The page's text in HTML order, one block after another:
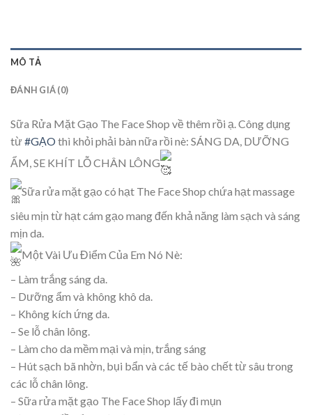
MÔ TẢ
ĐÁNH GIÁ (0)
Sữa Rửa Mặt Gạo The Face Shop về thêm rồi ạ. Công dụng
từ#GẠOthì khỏi phải bàn nữa rồi nè: SÁNG DA, DƯỠNG
ẨM, SE KHÍT LỖ CHÂN LÔNG
Sữa rửa mặt gạo có hạt The Face Shop chứa hạt massage
siêu mịn từ hạt cám gạo mang đến khả năng làm sạch và sáng
mịn da.
Một Vài Ưu Điểm Của Em Nó Nè:
– Làm trắng sáng da.
– Dưỡng ẩm và không khô da.
– Không kích ứng da.
– Se lỗ chân lông.
– Làm cho da mềm mại và mịn, trắng sáng
– Hút sạch bã nhờn, bụi bẩn và các tế bào chết từ sâu trong
các lỗ chân lông.
– Sữa rửa mặt gạo The Face Shop lấy đi mụn